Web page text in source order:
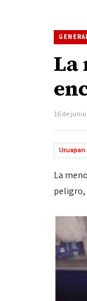
La
16 de
Uruapan
La
peligro,